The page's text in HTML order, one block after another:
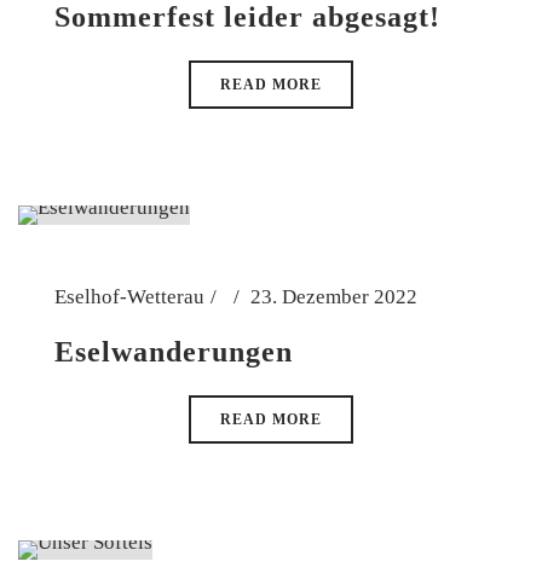
Sommerfest leider abgesagt!
READ MORE
Eselhof-Wetterau 23. Dezember 2022
Eselwanderungen
READ MORE